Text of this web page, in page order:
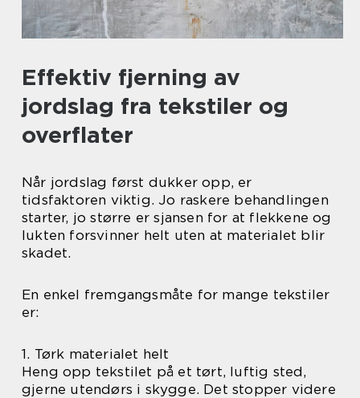
Effektiv fjerning av
jordslag fra tekstiler og
overflater
Når jordslag først dukker opp, er
tidsfaktoren viktig. Jo raskere behandlingen
starter, jo større er sjansen for at flekkene og
lukten forsvinner helt uten at materialet blir
skadet.
En enkel fremgangsmåte for mange tekstiler
er:
1. Tørk materialet helt
Heng opp tekstilet på et tørt, luftig sted,
gjerne utendørs i skygge. Det stopper videre